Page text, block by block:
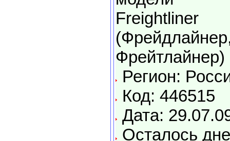
Freightliner
Фрейтлайнер)
Регион:
Код: 446515
Дата:
Осталось